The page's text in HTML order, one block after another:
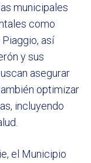
municipales
como
así
y sus
asegurar
optimizar
incluyendo
el Municipio